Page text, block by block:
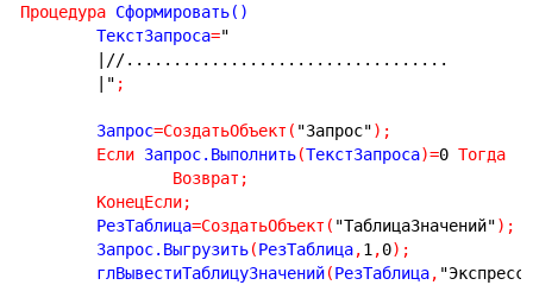
Процедура Сформировать()
	ТекстЗапроса
="
|//..................................
|" ;
	Запрос
=СоздатьОбъект ( "Запрос") ;
Если Запрос.Выполнить(ТекстЗапроса)=0 Тогда
Возврат ;
КонецЕсли;
	РезТаблица
=СоздатьОбъект ( "ТаблицаЗначений") ;
	Запрос.Выгрузить
(РезТаблица,1 ,0) ;
	глВывестиТаблицуЗначений
(РезТаблица,